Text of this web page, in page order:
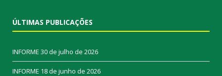
ÚLTIMAS PUBLICAÇÕES
INFORME 30 de julho de 2026
INFORME 18 de junho de 2026